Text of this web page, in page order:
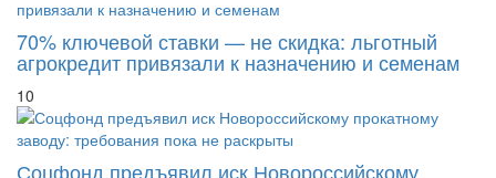
70% ключевой ставки — не скидка: льготный
агрокредит привязали к назначению и семенам
10
Соцфонд предъявил иск Новороссийскому
прокатному заводу: требования пока не